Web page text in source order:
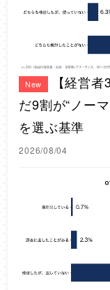
New
【経営者
だ9割が“ノー
を選ぶ基準
2026/08/04